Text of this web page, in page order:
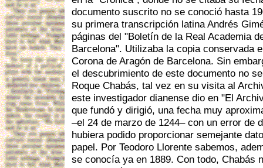
documento suscrito no se conoció hasta
su primera transcripción latina Andrés
páginas del "Boletín de la Real Academia
Barcelona". Utilizaba la copia conservada
Corona de Aragón de Barcelona. Sin
el descubrimiento de este documento no
Roque Chabás, tal vez en su visita al
este investigador dianense dio en "El
que fundó y dirigió, una fecha muy
–el 24 de marzo de 1244– con un error de
hubiera podido proporcionar semejante
papel. Por Teodoro Llorente sabemos,
se conocía ya en 1889. Con todo, Chabás